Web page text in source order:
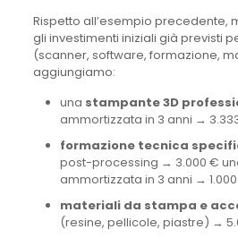
Rispetto all’esempio precedente,
gli investimenti iniziali già previsti
(scanner, software, formazione,
aggiungiamo:
una stampante 3D
ammortizzata in 3 anni →
formazione tecnica
post-processing → 3.000 €
ammortizzata in 3 anni →
materiali da stampa e
(resine, pellicole, piastre) →